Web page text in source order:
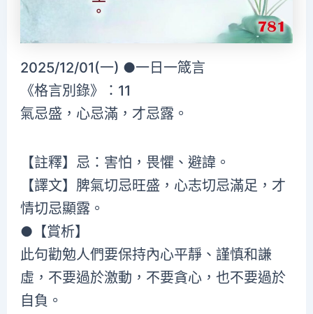
2025/12/01(一) ●一日一箴言
《格言別錄》：11
氣忌盛，心忌滿，才忌露。
【註釋】忌：害怕，畏懼、避諱。
【譯文】脾氣切忌旺盛，心志切忌滿足，才
情切忌顯露。
●【賞析】
此句勸勉人們要保持內心平靜、謹慎和謙
虛，不要過於激動，不要貪心，也不要過於
自負。